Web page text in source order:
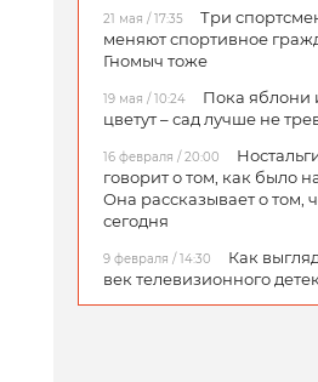
21 мая / 17:35
Три
меняют спортивное
Гномыч тоже
19 мая / 10:24
Пока яблони
цветут – сад лучше не
16 февраля / 20:00
говорит о том, как было
Она рассказывает о том,
сегодня
9 февраля / 14:30
Как
век телевизионного